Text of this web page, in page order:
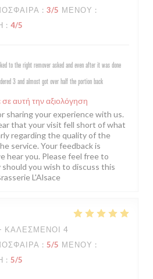
: 3/5 ΜΕΝΟΎ :
: 4/5
to the right remover asked and even after it was done
3 and almost got over half the portion back
αυτή την αξιολόγηση
sharing your experience with us.
that your visit fell short of what
regarding the quality of the
service. Your feedback is
hear you. Please feel free to
you wish to discuss this
L'Alsace
ΚΑΛΕΣΜΈΝΟΙ 4
: 5/5 ΜΕΝΟΎ :
: 5/5